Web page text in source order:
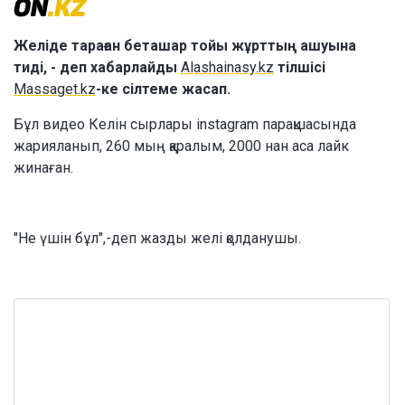
Желіде тараған беташар тойы жұрттың ашуына
тиді, - деп хабарлайды Alashainasy.kz тілшісі
Massaget.kz-ке сілтеме жасап.
Бұл видео Келін сырлары instagram парақшасында
жарияланып, 260 мың қаралым, 2000 нан аса лайк
жинаған.
"Не үшін бұл",-деп жазды желі қолданушы.